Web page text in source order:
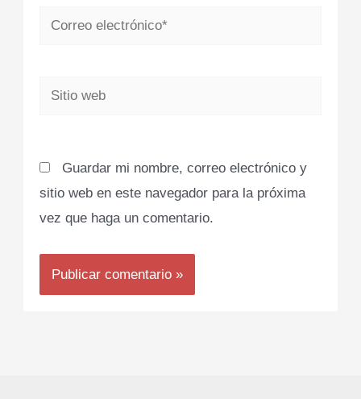
Correo
Sitio
Guardar mi nombre, correo electrónico y
sitio web en este navegador para la próxima
vez que haga un comentario.